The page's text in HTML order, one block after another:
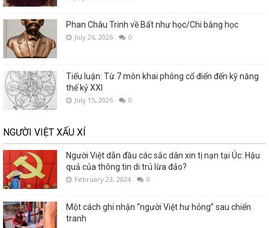
Phan Châu Trinh về Bất như học/Chi bằng học
July 26, 2026 0
Tiểu luận: Từ 7 môn khai phóng cổ điển đến kỹ năng
thế kỷ XXI
July 15, 2026 0
NGƯỜI VIỆT XẤU XÍ
Người Việt dẫn đầu các sắc dân xin tị nạn tại Úc: Hậu
quả của thông tin di trú lừa đảo?
February 23, 2024 0
Một cách ghi nhận “người Việt hư hỏng” sau chiến
tranh